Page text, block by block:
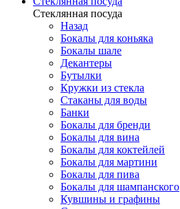
Стеклянная посуда
Назад
Бокалы для коньяка
Бокалы шале
Декантеры
Бутылки
Кружки из стекла
Стаканы для воды
Банки
Бокалы для бренди
Бокалы для вина
Бокалы для коктейлей
Бокалы для мартини
Бокалы для пива
Бокалы для шампанского
Кувшины и графины